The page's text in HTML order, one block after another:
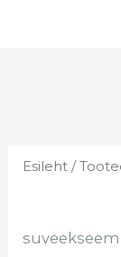
Esileht /
suveekseem